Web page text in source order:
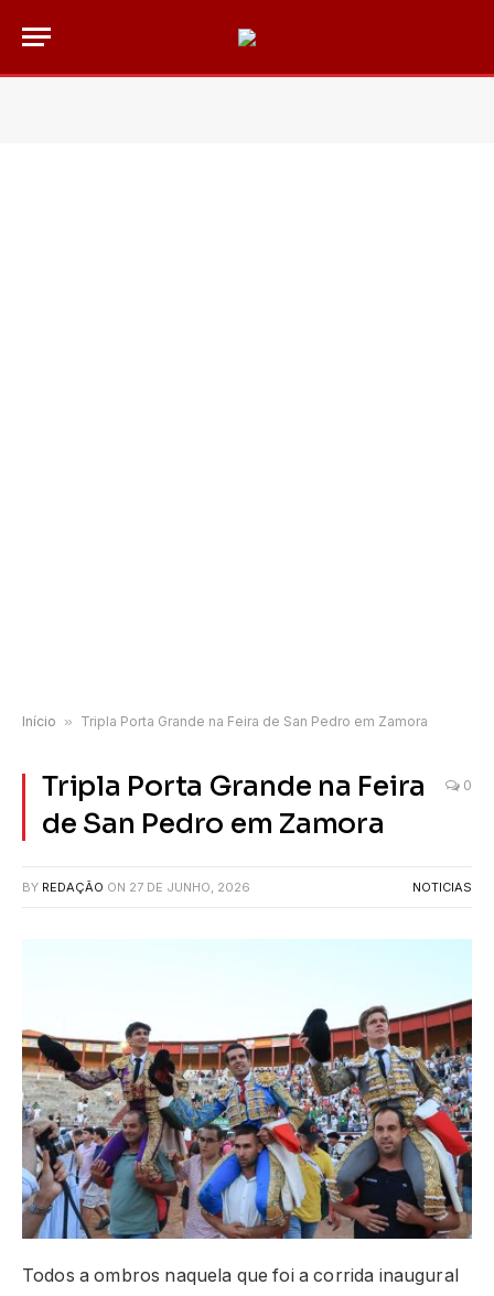
Início » Tripla Porta Grande na Feira de San Pedro em Zamora
Tripla Porta Grande na Feira
de San Pedro em Zamora
0
BY REDAÇÃO ON 27 DE JUNHO, 2026 NOTICIAS
Todos a ombros naquela que foi a corrida inaugural